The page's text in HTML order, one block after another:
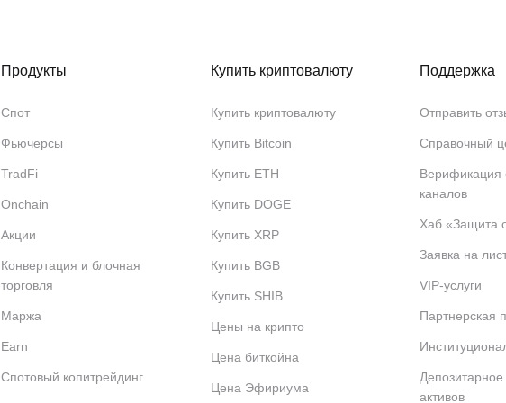
Продукты
Спот
Фьючерсы
TradFi
Onchain
Акции
Конвертация и блочная
торговля
Маржа
Earn
Спотовый копитрейдинг
Купить криптовалюту
Купить криптовалюту
Купить Bitcoin
Купить ETH
Купить DOGE
Купить XRP
Купить BGB
Купить SHIB
Цены на крипто
Цена биткойна
Цена Эфириума
Поддержка
Отправить
Справочный
каналов
Хаб «Защита
Заявка на
VIP-услуги
Партнерская
активов